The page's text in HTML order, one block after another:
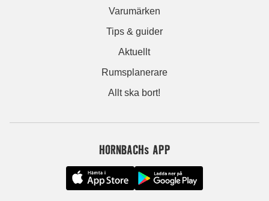
Varumärken
Tips & guider
Aktuellt
Rumsplanerare
Allt ska bort!
HORNBACHs APP